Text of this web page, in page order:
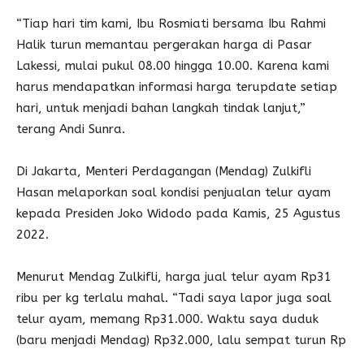
“Tiap hari tim kami, Ibu Rosmiati bersama Ibu Rahmi
Halik turun memantau pergerakan harga di Pasar
Lakessi, mulai pukul 08.00 hingga 10.00. Karena kami
harus mendapatkan informasi harga terupdate setiap
hari, untuk menjadi bahan langkah tindak lanjut,”
terang Andi Sunra.
Di Jakarta, Menteri Perdagangan (Mendag) Zulkifli
Hasan melaporkan soal kondisi penjualan telur ayam
kepada Presiden Joko Widodo pada Kamis, 25 Agustus
2022.
Menurut Mendag Zulkifli, harga jual telur ayam Rp31
ribu per kg terlalu mahal. “Tadi saya lapor juga soal
telur ayam, memang Rp31.000. Waktu saya duduk
(baru menjadi Mendag) Rp32.000, lalu sempat turun Rp